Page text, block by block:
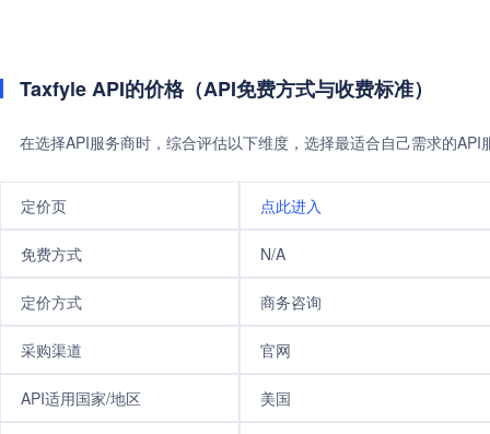
Taxfyle API的价格（API免费方式与收费标准）
在选择API服务商时，综合评估以下维度，选择最适合自己需求的
定价页 点此进入
免费方式 N/A
定价方式 商务咨询
采购渠道 官网
API适用国家/地区 美国